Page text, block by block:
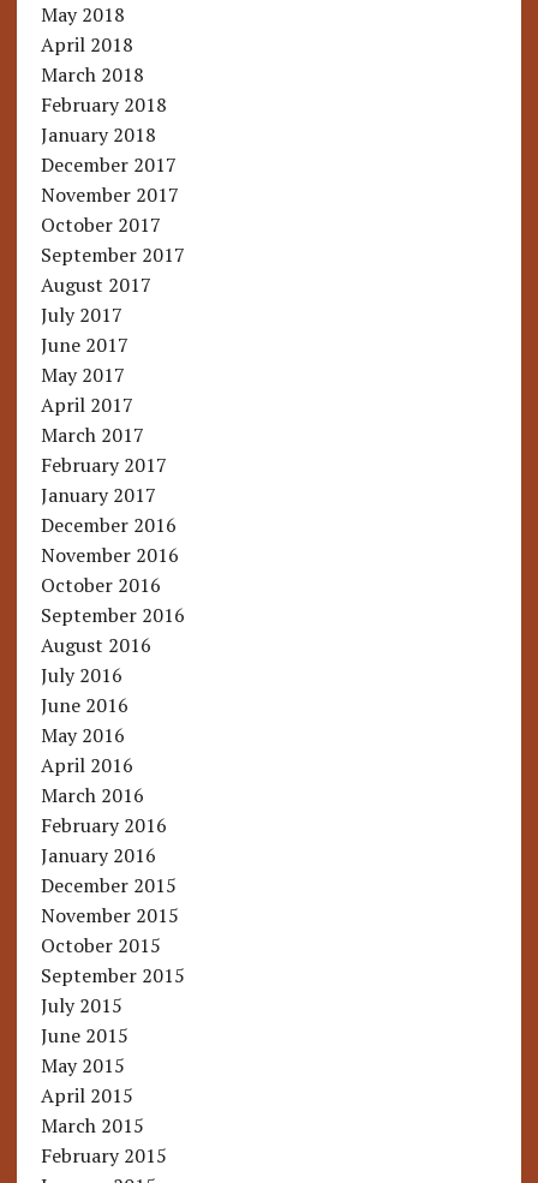
May 2018
April 2018
March 2018
February 2018
January 2018
December 2017
November 2017
October 2017
September 2017
August 2017
July 2017
June 2017
May 2017
April 2017
March 2017
February 2017
January 2017
December 2016
November 2016
October 2016
September 2016
August 2016
July 2016
June 2016
May 2016
April 2016
March 2016
February 2016
January 2016
December 2015
November 2015
October 2015
September 2015
July 2015
June 2015
May 2015
April 2015
March 2015
February 2015